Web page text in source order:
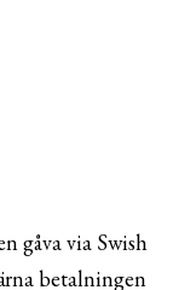
gåva via Swish
betalningen